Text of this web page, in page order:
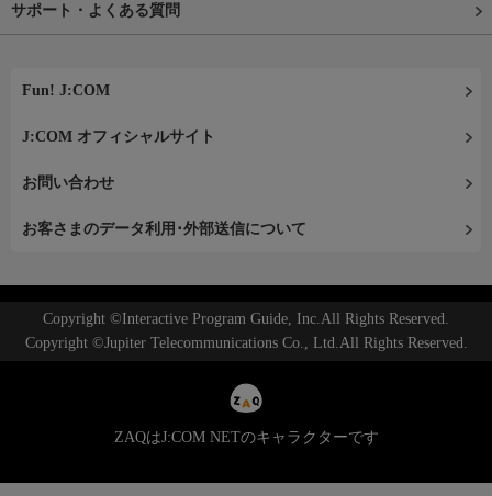
サポート・よくある質問
Fun! J:COM
J:COM オフィシャルサイト
お問い合わせ
お客さまのデータ利用･外部送信について
Copyright ©Interactive Program Guide, Inc.All Rights Reserved.
Copyright ©Jupiter Telecommunications Co., Ltd.All Rights Reserved.
ZAQはJ:COM NETのキャラクターです